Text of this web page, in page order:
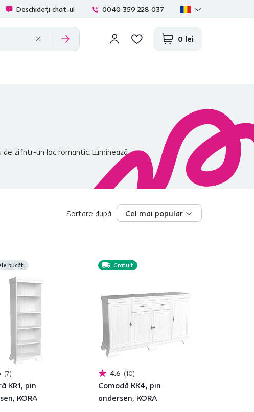
Deschideți chat-ul 0040 359 228 037
0 lei
zi într-un loc romantic. Luminează
KORA.
Cel mai popular
Sortare după Cel mai popular
bucăți
7
KR1, pin
KORA
Gratuit
4,6 10
Comodă KK4, pin
andersen, KORA